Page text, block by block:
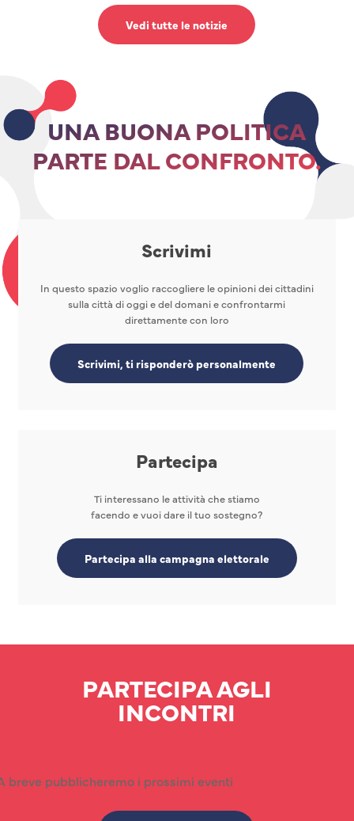
Vedi tutte le notizie
UNA BUONA POLITICA
PARTE DAL CONFRONTO.
Scrivimi
In questo spazio voglio raccogliere le opinioni dei cittadini
sulla città di oggi e del domani e confrontarmi
direttamente con loro
Scrivimi, ti risponderò personalmente
Partecipa
Ti interessano le attività che stiamo
facendo e vuoi dare il tuo sostegno?
Partecipa alla campagna elettorale
PARTECIPA AGLI
INCONTRI
breve pubblicheremo i prossimi eventi